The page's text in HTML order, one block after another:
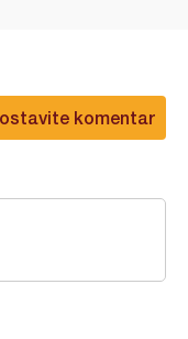
komentar